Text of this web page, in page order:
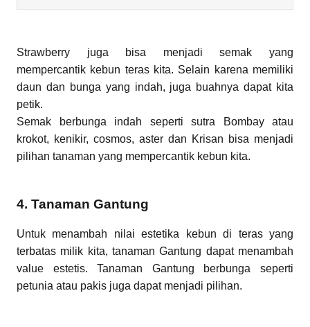
Strawberry juga bisa menjadi semak yang
mempercantik kebun teras kita. Selain karena memiliki
daun dan bunga yang indah, juga buahnya dapat kita
petik.
Semak berbunga indah seperti sutra Bombay atau
krokot, kenikir, cosmos, aster dan Krisan bisa menjadi
pilihan tanaman yang mempercantik kebun kita.
4. Tanaman Gantung
Untuk menambah nilai estetika kebun di teras yang
terbatas milik kita, tanaman Gantung dapat menambah
value estetis. Tanaman Gantung berbunga seperti
petunia atau pakis juga dapat menjadi pilihan.